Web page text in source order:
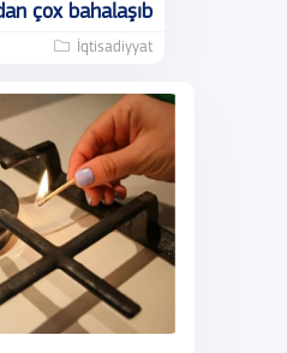
çox bahalaşıb
İqtisadiyyat